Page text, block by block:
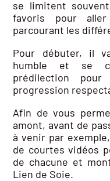
se limitent
favoris pour
parcourant les
Pour débuter, il
humble et se
prédilection
progression
Afin de vous
amont, avant de
à venir par
de courtes vidéos
de chacune et
Lien de Soie.